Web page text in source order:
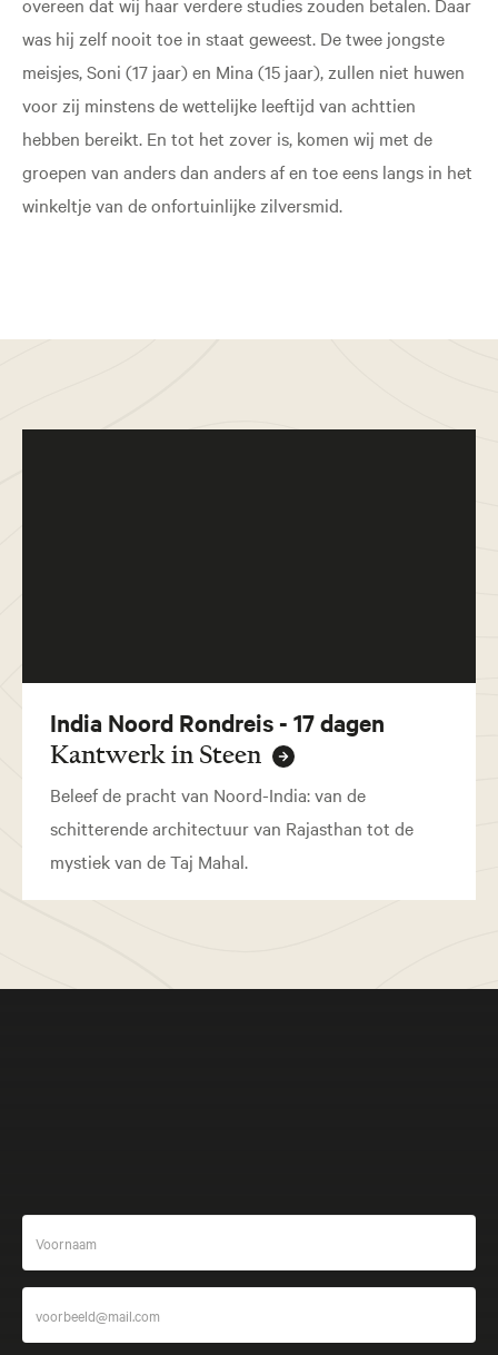
was hij zelf nooit toe in staat geweest. De twee jongste
meisjes, Soni (17 jaar) en Mina (15 jaar), zullen niet huwen
voor zij minstens de wettelijke leeftijd van achttien
hebben bereikt. En tot het zover is, komen wij met de
groepen van anders dan anders af en toe eens langs in het
winkeltje van de onfortuinlijke zilversmid.
India Noord Rondreis - 17 dagen
Kantwerk in Steen
Beleef de pracht van Noord-India: van de
schitterende architectuur van Rajasthan tot de
mystiek van de Taj Mahal.